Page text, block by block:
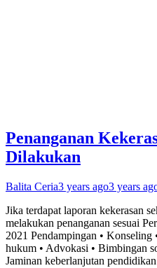
Penanganan
Dilakukan
Balita Ceria3 years ago3 years
Jika terdapat laporan kekerasan
melakukan penanganan sesuai
2021 Pendampingan • Konseling
hukum • Advokasi • Bimbingan
Jaminan keberlanjutan